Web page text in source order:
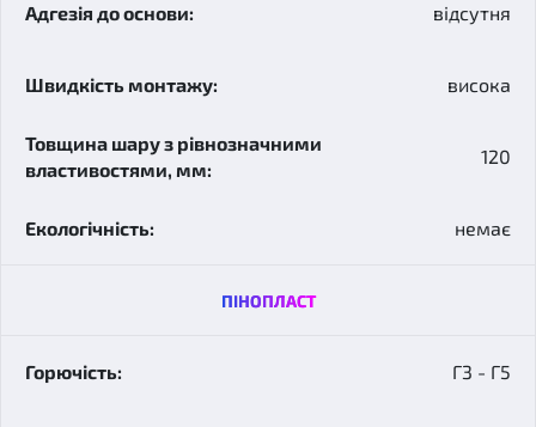
відсутня
висока
120
немає
ПІНОПЛАСТ
Г3 - Г5